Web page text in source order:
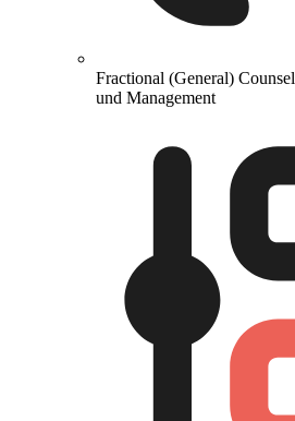
Fractional (General) Counsel
und Management